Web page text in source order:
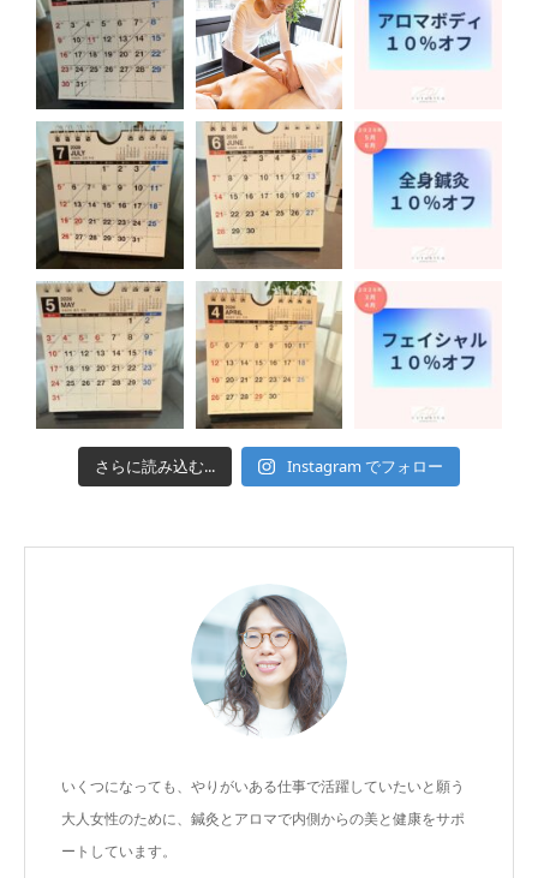
さらに読み込む... Instagram でフォロー
いくつになっても、やりがいある仕事で活躍していたいと願う
大人女性のために、鍼灸とアロマで内側からの美と健康をサポ
ートしています。